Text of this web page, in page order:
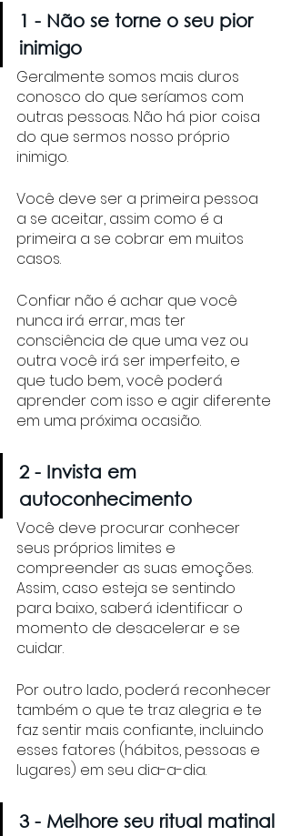
1 - Não se torne o seu pior
inimigo
Geralmente somos mais duros
conosco do que seríamos com
outras pessoas. Não há pior coisa
do que sermos nosso próprio
inimigo.
Você deve ser a primeira pessoa
a se aceitar, assim como é a
primeira a se cobrar em muitos
casos.
Confiar não é achar que você
nunca irá errar, mas ter
consciência de que uma vez ou
outra você irá ser imperfeito, e
que tudo bem, você poderá
aprender com isso e agir diferente
em uma próxima ocasião.
2 - Invista em
autoconhecimento
Você deve procurar conhecer
seus próprios limites e
compreender as suas emoções.
Assim, caso esteja se sentindo
para baixo, saberá identificar o
momento de desacelerar e se
cuidar.
Por outro lado, poderá reconhecer
também o que te traz alegria e te
faz sentir mais confiante, incluindo
esses fatores (hábitos, pessoas e
lugares) em seu dia-a-dia.
3 - Melhore seu ritual matinal